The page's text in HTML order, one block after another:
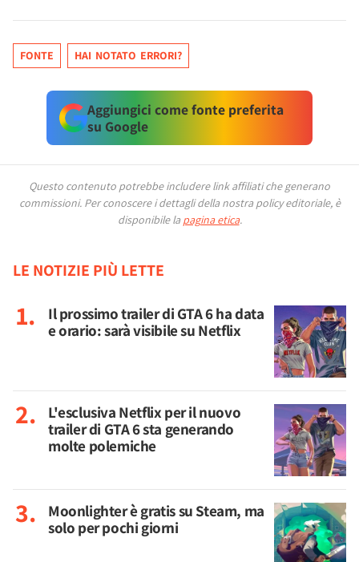
FONTE HAI NOTATO ERRORI?
Aggiungici come fonte preferita
su Google
Questo contenuto potrebbe includere link affiliati che generano
commissioni. Per conoscere i dettagli della nostra policy editoriale, è
disponibile la pagina etica.
LE NOTIZIE PIÙ LETTE
Il prossimo trailer di GTA 6 ha data
e orario: sarà visibile su Netflix
L'esclusiva Netflix per il nuovo
trailer di GTA 6 sta generando
molte polemiche
Moonlighter è gratis su Steam, ma
solo per pochi giorni